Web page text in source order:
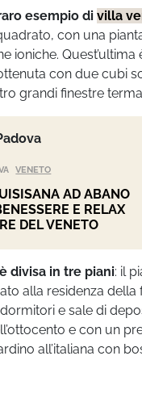
esempio di villa
con una
ioniche.
con due cubi
grandi finestre
VENETO
AD ABANO
E RELAX
DEL VENETO
divisa in tre piani: il
alla residenza
e sale di
e con un
all’italiana con